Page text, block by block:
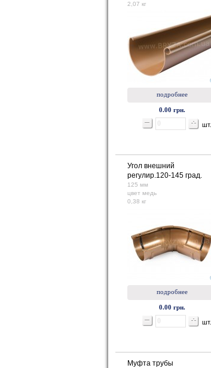
2,07 кг
подробнее
0.00 грн.
шт.
Угол внешний
регулир.120-145 град.
125 мм
цвет медь
0,38 кг
подробнее
0.00 грн.
шт.
Муфта трубы